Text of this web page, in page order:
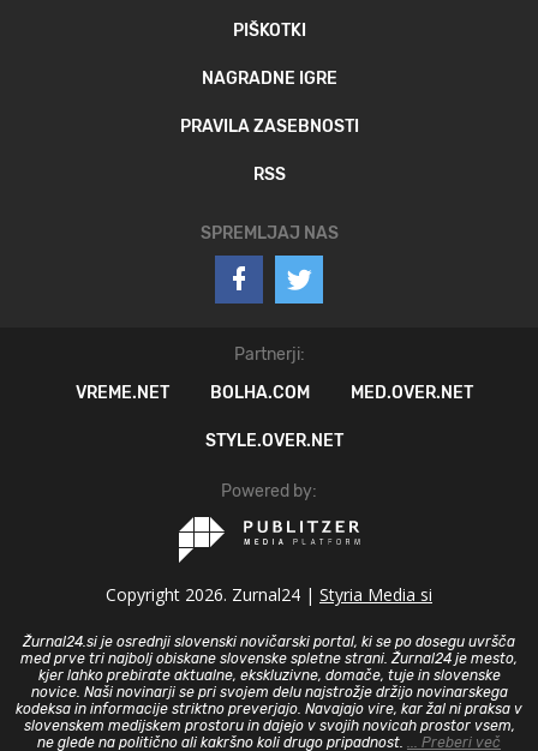
PIŠKOTKI
NAGRADNE IGRE
PRAVILA ZASEBNOSTI
RSS
SPREMLJAJ NAS
Partnerji:
VREME.NET
BOLHA.COM MED.OVER.NET
STYLE.OVER.NET
Powered by:
Copyright 2026. Zurnal24 | Styria Media si
Žurnal24.si je osrednji slovenski novičarski portal, ki se po dosegu uvršča
med prve tri najbolj obiskane slovenske spletne strani. Žurnal24 je mesto,
kjer lahko prebirate aktualne, ekskluzivne, domače, tuje in slovenske
novice. Naši novinarji se pri svojem delu najstrožje držijo novinarskega
kodeksa in informacije striktno preverjajo. Navajajo vire, kar žal ni praksa v
slovenskem medijskem prostoru in dajejo v svojih novicah prostor vsem,
ne glede na politično ali kakršno koli drugo pripadnost.
... Preberi več